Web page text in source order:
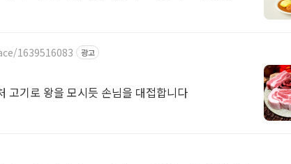
1639516083 광고
고기로 왕을 모시듯 손님을 대접합니다